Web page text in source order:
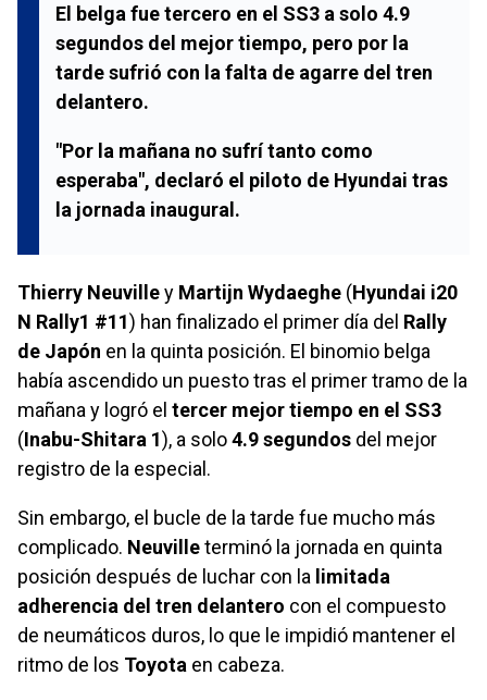
El belga fue tercero en el SS3 a solo 4.9
segundos del mejor tiempo, pero por la
tarde sufrió con la falta de agarre del tren
delantero.
"Por la mañana no sufrí tanto como
esperaba", declaró el piloto de Hyundai tras
la jornada inaugural.
Thierry Neuvilley Martijn Wydaeghe (Hyundai i20
N Rally1 #11) han finalizado el primer día del Rally
de Japón en la quinta posición. El binomio belga
había ascendido un puesto tras el primer tramo de la
mañana y logró el tercer mejor tiempo en el SS3
(Inabu-Shitara 1), a solo4.9 segundos del mejor
registro de la especial.
Sin embargo, el bucle de la tarde fue mucho más
complicado. Neuvilleterminó la jornada en quinta
posición después de luchar con la limitada
adherencia del tren delantero con el compuesto
de neumáticos duros, lo que le impidió mantener el
ritmo de los Toyota en cabeza.